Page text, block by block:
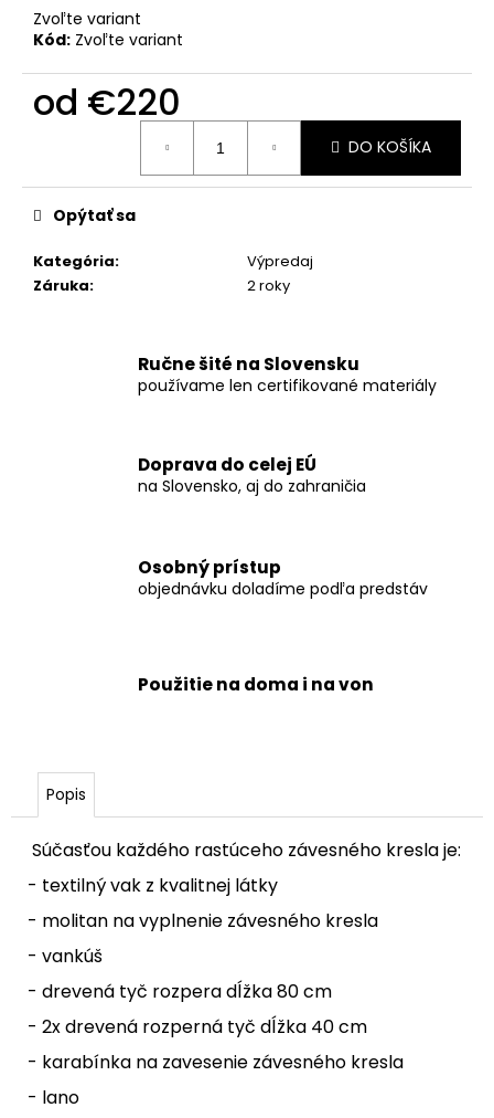
Zvoľte variant
Kód: Zvoľte variant
od €220
DO KOŠÍKA
Kategória:
Výpredaj
Záruka: 2 roky
Opýtať sa
Ručne šité na Slovensku
používame len certifikované materiály
Doprava do celej EÚ
na Slovensko, aj do zahraničia
Osobný prístup
objednávku doladíme podľa predstáv
Použitie na doma i na von
Popis
Súčasťou každého rastúceho závesného kresla je:
- textilný vak z kvalitnej látky
- molitan na vyplnenie závesného kresla
- vankúš
- drevená tyč rozpera dĺžka 80 cm
- 2x drevená rozperná tyč dĺžka 40 cm
- karabínka na zavesenie závesného kresla
- lano